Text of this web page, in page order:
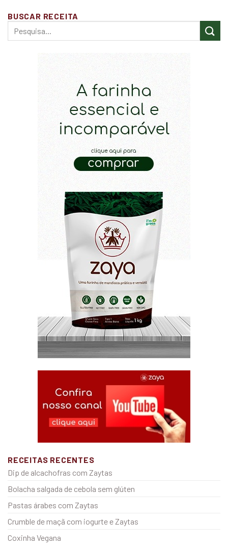
BUSCAR RECEITA
RECEITAS RECENTES
Dip de alcachofras com Zaytas
Bolacha salgada de cebola sem glúten
Pastas árabes com Zaytas
Crumble de maçã com iogurte e Zaytas
Coxinha Vegana